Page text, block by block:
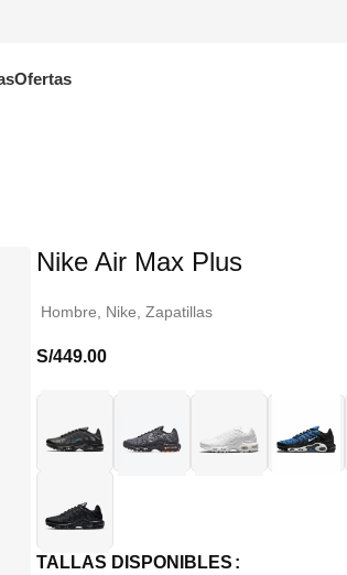
Ofertas
Nike Air Max Plus
Hombre Nike Zapatillas
S/449.00
TALLAS DISPONIBLES